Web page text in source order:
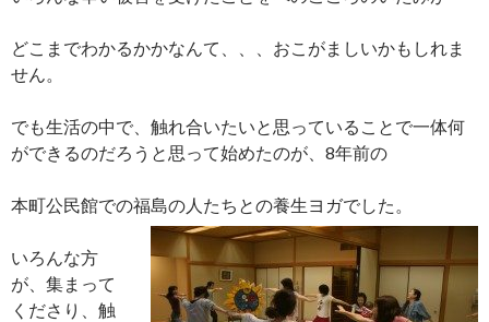
どこまでわかるかかなんて、、、おこがましいかもしれま
せん。
でも生活の中で、触れ合いたいと思っていることで一体何
ができるのだろうと思って始めたのが、8年前の
本町公民館での福島の人たちとの養生ヨガでした。
いろんな方
が、集まって
くださり、触